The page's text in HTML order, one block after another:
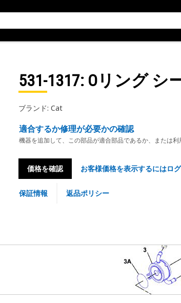
531-1317: Oリング シ
ブランド: Cat
適合するか修理が必要かの確認
機器を追加して、この部品が適合部品であるか、または
価格を確認 お客様価格を表示するにはロ
保証情報 返品ポリシー